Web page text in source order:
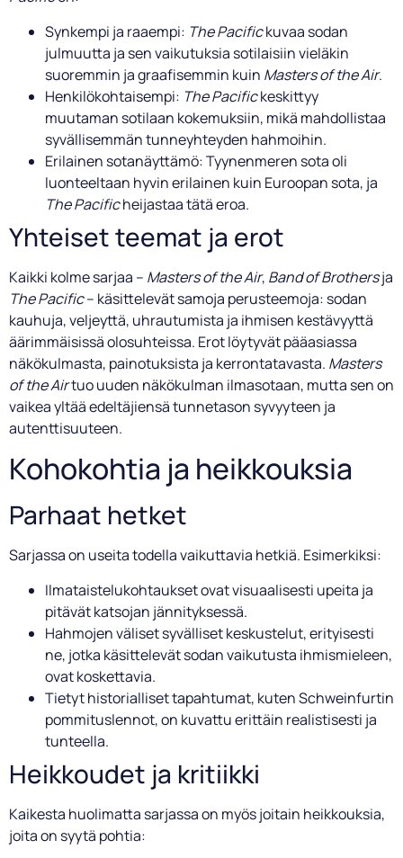
Synkempi ja raaempi: The Pacifickuvaa sodan
julmuutta ja sen vaikutuksia sotilaisiin vieläkin
suoremmin ja graafisemmin kuin Masters of the Air.
Henkilökohtaisempi: The Pacifickeskittyy
muutaman sotilaan kokemuksiin, mikä mahdollistaa
syvällisemmän tunneyhteyden hahmoihin.
Erilainen sotanäyttämö: Tyynenmeren sota oli
luonteeltaan hyvin erilainen kuin Euroopan sota, ja
The Pacificheijastaa tätä eroa.
Yhteiset teemat ja erot
Kaikki kolme sarjaa – Masters of the Air, Band of Brothersja
The Pacific– käsittelevät samoja perusteemoja: sodan
kauhuja, veljeyttä, uhrautumista ja ihmisen kestävyyttä
äärimmäisissä olosuhteissa. Erot löytyvät pääasiassa
näkökulmasta, painotuksista ja kerrontatavasta. Masters
of the Airtuo uuden näkökulman ilmasotaan, mutta sen on
vaikea yltää edeltäjiensä tunnetason syvyyteen ja
autenttisuuteen.
Kohokohtia ja heikkouksia
Parhaat hetket
Sarjassa on useita todella vaikuttavia hetkiä. Esimerkiksi:
Ilmataistelukohtaukset ovat visuaalisesti upeita ja
pitävät katsojan jännityksessä.
Hahmojen väliset syvälliset keskustelut, erityisesti
ne, jotka käsittelevät sodan vaikutusta ihmismieleen,
ovat koskettavia.
Tietyt historialliset tapahtumat, kuten Schweinfurtin
pommituslennot, on kuvattu erittäin realistisesti ja
tunteella.
Heikkoudet ja kritiikki
Kaikesta huolimatta sarjassa on myös joitain heikkouksia,
joita on syytä pohtia: